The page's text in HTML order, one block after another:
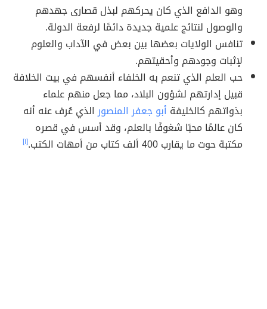
وهو الدافع الذي كان يحركهم لبذل قصارى جهدهم
والوصول لنتائج علمية جديدة دائمًا لرفعة الدولة.
تنافس الولايات بعضها بين بعض في الآداب والعلوم
لإثبات وجودهم وأحقيتهم.
حب العلم الذي تنعم به الخلفاء أنفسهم في بيت الخلافة
قبيل إدارتهم لشؤون البلاد، مما جعل منهم علماء
بذواتهم كالخليفة أبو جعفر المنصورالذي عُرف عنه أنه
كان عالمًا محبًا شغوفًا بالعلم، وقد أسس في قصره
مكتبة حوت ما يقارب 400 ألف كتاب من أمهات الكتب.
[١]